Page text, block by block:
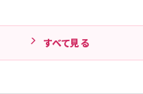
すべて見る